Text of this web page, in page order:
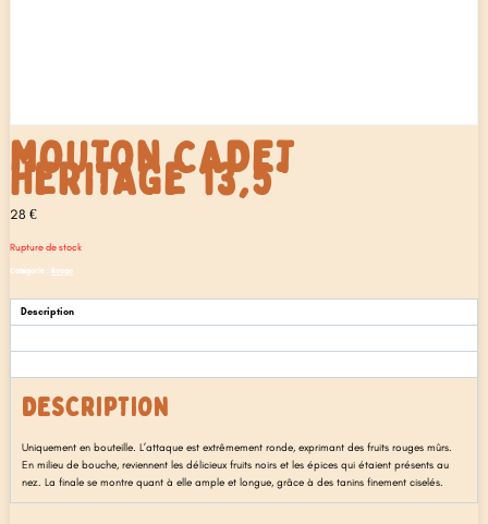
MOUTON CADET
HERITAGE 13,5°
28 €
Rupture de stock
Catégorie : Rouge
Description
DESCRIPTION
Uniquement en bouteille. L’attaque est extrêmement ronde, exprimant des fruits rouges mûrs.
En milieu de bouche, reviennent les délicieux fruits noirs et les épices qui étaient présents au
nez. La finale se montre quant à elle ample et longue, grâce à des tanins finement ciselés.